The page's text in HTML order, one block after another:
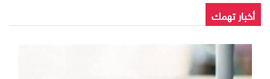
أخبار تهمك